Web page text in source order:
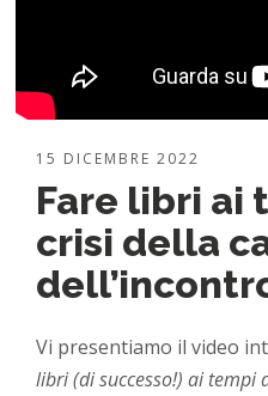
15 DICEMBRE 2022
Fare libri ai
crisi della
Vi presentiamo il video
libri (di successo!) ai tempi